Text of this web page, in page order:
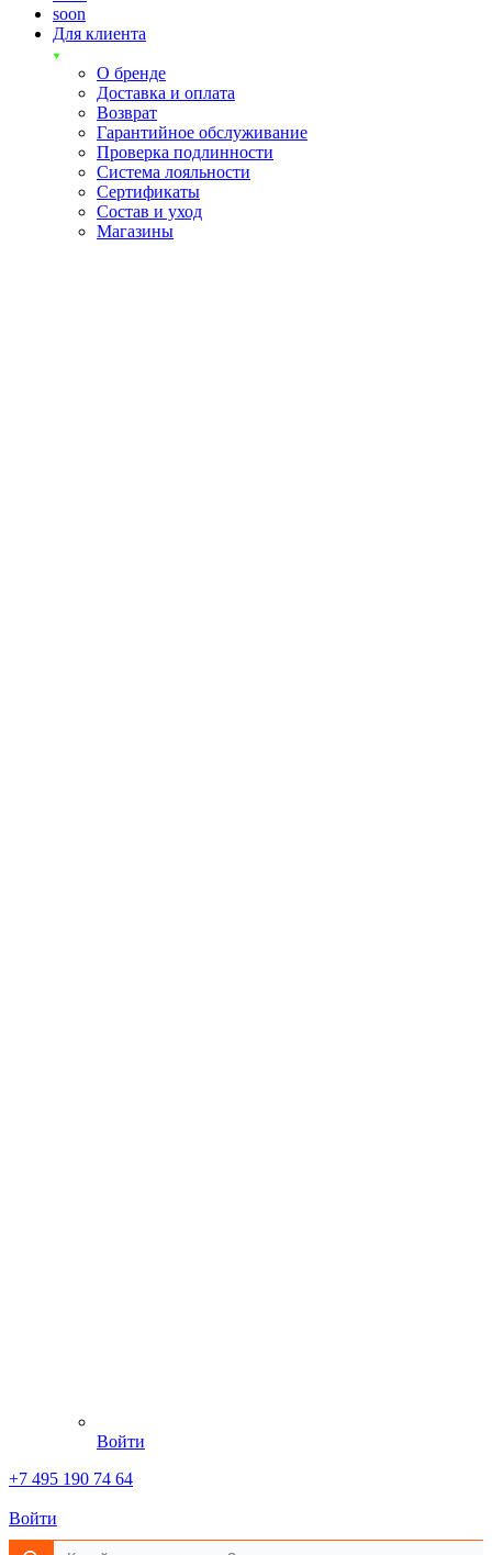
soon
Для клиента
О бренде
Доставка и оплата
Возврат
Гарантийное обслуживание
Проверка подлинности
Система лояльности
Сертификаты
Состав и уход
Магазины
Войти
+7 495 190 74 64
Войти